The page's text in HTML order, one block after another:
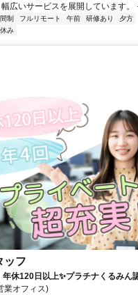
広いサービスを展開しています。
制 フルリモート 午前 研修あり
夕方
み
ッフ
休120日以上✨プラチナくるみん
業オフィス)